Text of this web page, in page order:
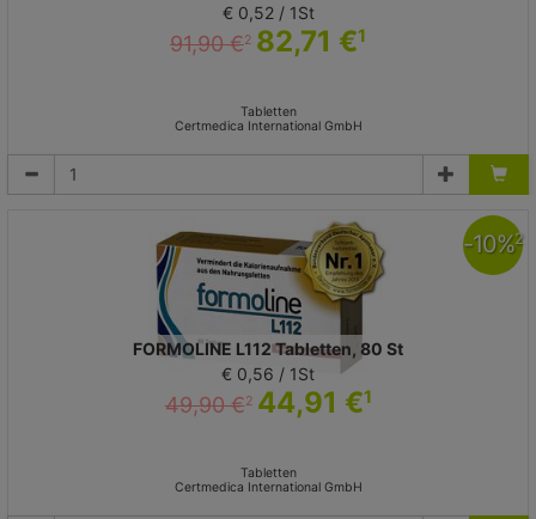
€ 0,52 / 1St
91,90 €2 82,71 €1
Tabletten
Certmedica International GmbH
FORMOLINE L112 Tabletten, 80 St
€ 0,56 / 1St
49,90 €2 44,91 €1
Tabletten
Certmedica International GmbH
-10%2